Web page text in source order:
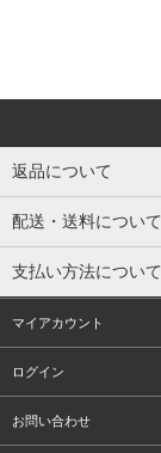
返品について
配送・送料について
支払い方法について
マイアカウント
ログイン
お問い合わせ